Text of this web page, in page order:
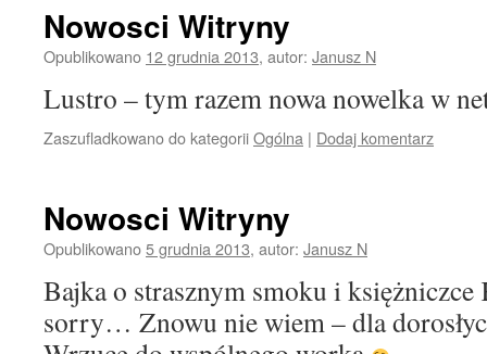
Nowosci Witryny
Opublikowano 12 grudnia 2013, autor: Janusz N
Lustro – tym razem nowa nowelka w
Zaszufladkowano do kategoriiOgólna | Dodaj komentarz
Nowosci Witryny
Opublikowano5 grudnia 2013, autor: Janusz N
Bajka o strasznym smoku i księżniczce
sorry… Znowu nie wiem – dla